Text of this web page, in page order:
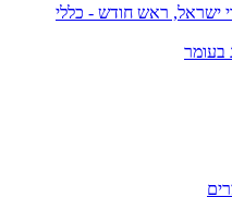
ישראל, ראש חודש - כללי
בעומר